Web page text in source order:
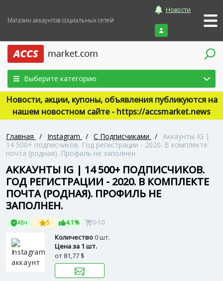
Магазин аккаунтов социальных сетей
Новости
Войти
Выберите категорию
Новости, акции, купоны, объявления публикуются на
нашем новостном сайте - https://accsmarket.news
Главная / Instagram / С Подписчиками / Аккаунты IG |
14 500+ подписчиков. Год регистрации - 2020. В комплекте
почта (родная). Профиль не заполнен.
АККАУНТЫ IG | 14 500+ ПОДПИСЧИКОВ.
ГОД РЕГИСТРАЦИИ - 2020. В КОМПЛЕКТЕ
ПОЧТА (РОДНАЯ). ПРОФИЛЬ НЕ
ЗАПОЛНЕН.
48ч 5 4.1% 0-10
Количество0 шт.
Цена за 1 шт.
от 81,77 $